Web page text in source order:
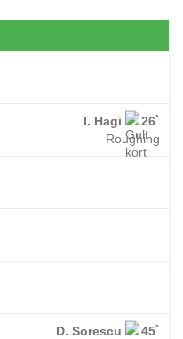
I. Hagi
26`
Roughing
D. Sorescu
45`